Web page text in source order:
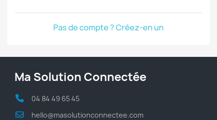
Pas de compte ? Créez-en un
Ma Solution Connectée
04 84 49 65 45
hello@masolutionconnectee.com